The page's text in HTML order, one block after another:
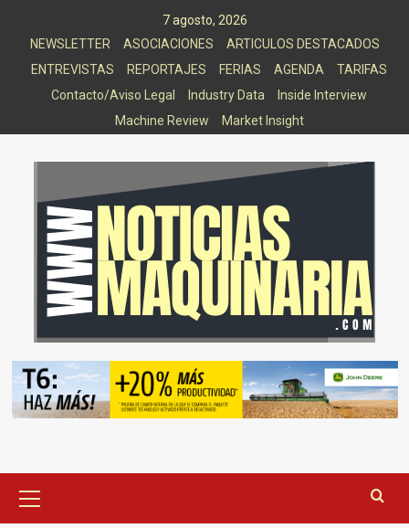
7 agosto, 2026
NEWSLETTER
ASOCIACIONES
ARTICULOS DESTACADOS
ENTREVISTAS
REPORTAJES FERIAS AGENDA
TARIFAS
Contacto/Aviso Legal
Industry Data
Inside Interview
Machine Review
Market Insight
principal